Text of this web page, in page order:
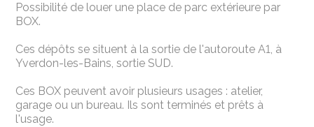
Possibilité de louer une place de parc extérieure par
BOX.
Ces dépôts se situent à la sortie de l'autoroute A1, à
Yverdon-les-Bains, sortie SUD.
Ces BOX peuvent avoir plusieurs usages : atelier,
garage ou un bureau. Ils sont terminés et prêts à
l'usage.